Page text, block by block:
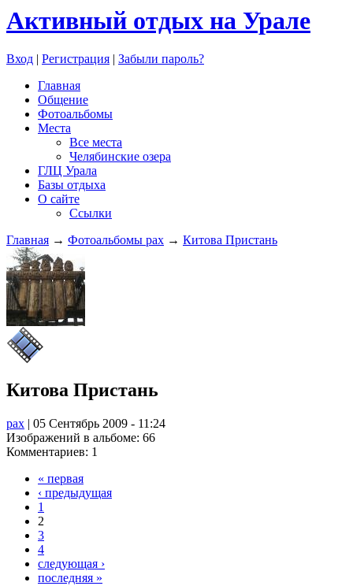
Активный отдых на Урале
Вход | Регистрация | Забыли пароль?
Главная
Общение
Фотоальбомы
Места
Все места
Челябинские озера
ГЛЦ Урала
Базы отдыха
О сайте
Ссылки
Главная → Фотоальбомы pax → Китова Пристань
Китова Пристань
pax | 05 Сентябрь 2009 - 11:24
Изображений в альбоме: 66
Комментариев: 1
« первая
‹ предыдущая
1
2
3
4
следующая ›
последняя »